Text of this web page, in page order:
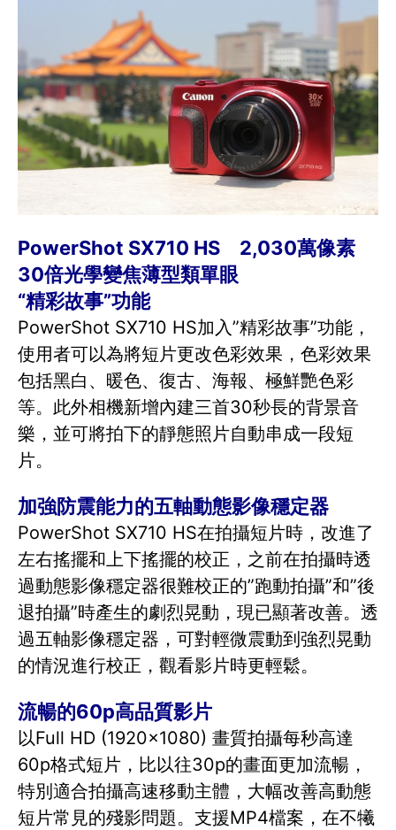
PowerShot SX710 HS 2,030萬像素
30倍光學變焦薄型類單眼
“精彩故事”功能
PowerShot SX710 HS加入”精彩故事”功能，
使用者可以為將短片更改色彩效果，色彩效果
包括黑白、暖色、復古、海報、極鮮艷色彩
等。此外相機新增內建三首30秒長的背景音
樂，並可將拍下的靜態照片自動串成一段短
片。
加強防震能力的五軸動態影像穩定器
PowerShot SX710 HS在拍攝短片時，改進了
左右搖擺和上下搖擺的校正，之前在拍攝時透
過動態影像穩定器很難校正的”跑動拍攝”和”後
退拍攝”時產生的劇烈晃動，現已顯著改善。透
過五軸影像穩定器，可對輕微震動到強烈晃動
的情況進行校正，觀看影片時更輕鬆。
流暢的60p高品質影片
以Full HD (1920x1080) 畫質拍攝每秒高達
60p格式短片，比以往30p的畫面更加流暢，
特別適合拍攝高速移動主體，大幅改善高動態
短片常見的殘影問題。支援MP4檔案，在不犧